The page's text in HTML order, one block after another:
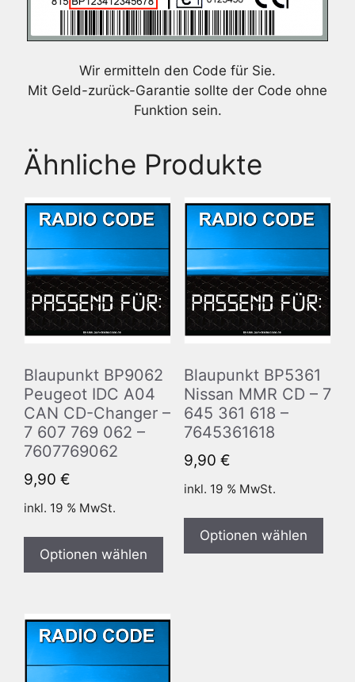
Wir ermitteln den Code für Sie.
Mit Geld-zurück-Garantie sollte der Code ohne
Funktion sein.
Ähnliche Produkte
Blaupunkt BP9062
Peugeot IDC A04
CAN CD-Changer –
7 607 769 062 –
7607769062
9,90 €
inkl. 19 % MwSt.
Optionen wählen
Blaupunkt BP5361
Nissan MMR CD – 7
645 361 618 –
7645361618
9,90 €
inkl. 19 % MwSt.
Optionen wählen